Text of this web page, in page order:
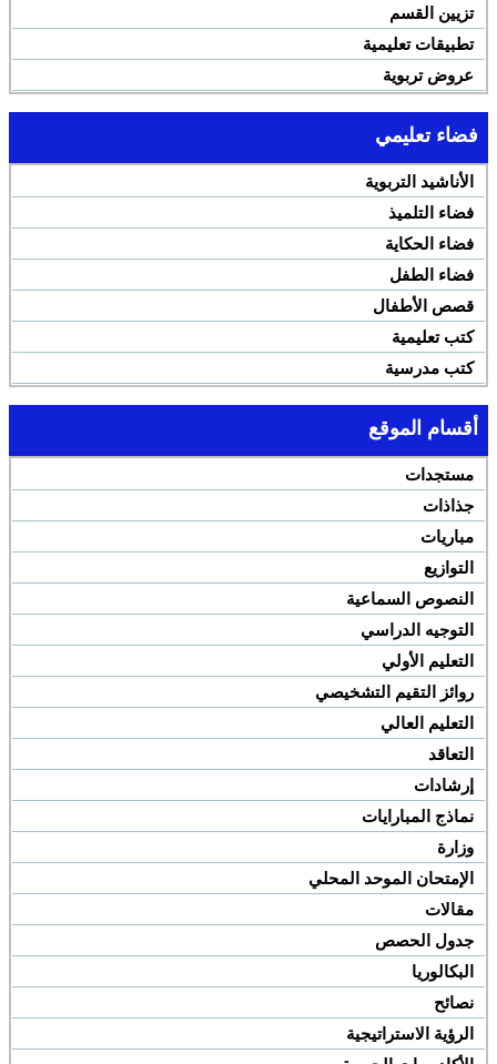
تزيين القسم
تطبيقات تعليمية
عروض تربوية
فضاء تعليمي
الأناشيد التربوية
فضاء التلميذ
فضاء الحكاية
فضاء الطفل
قصص الأطفال
كتب تعليمية
كتب مدرسية
أقسام الموقع
مستجدات
جذاذات
مباريات
التوازيع
النصوص السماعية
التوجيه الدراسي
التعليم الأولي
روائز التقيم التشخيصي
التعليم العالي
التعاقد
إرشادات
نماذج المبارايات
وزارة
الإمتحان الموحد المحلي
مقالات
جدول الحصص
البكالوريا
نصائح
الرؤية الاستراتيجية